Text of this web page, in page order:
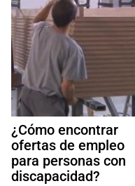
¿Cómo encontrar
ofertas de empleo
para personas con
discapacidad?